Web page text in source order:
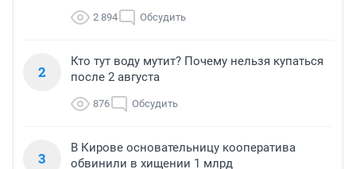
2 894 Обсудить
2
Кто тут воду мутит? Почему нельзя купаться
после 2 августа
876 Обсудить
3
В Кирове основательницу кооператива
обвинили в хищении 1 млрд